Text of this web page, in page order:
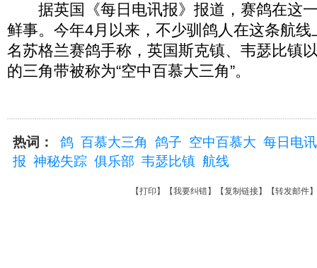
据英国《每日电讯报》报道，赛鸽在这
鲜事。今年4月以来，不少驯鸽人在这条航
名苏格兰赛鸽手称，英国斯克镇、韦瑟比镇
的三角带被称为“空中百慕大三角”。
热词： 鸽 百慕大三角 鸽子 空中百慕大 每日电
报 神秘失踪 俱乐部 韦瑟比镇 航线
【打印 】【我要纠错】【复制链接】【转发邮件